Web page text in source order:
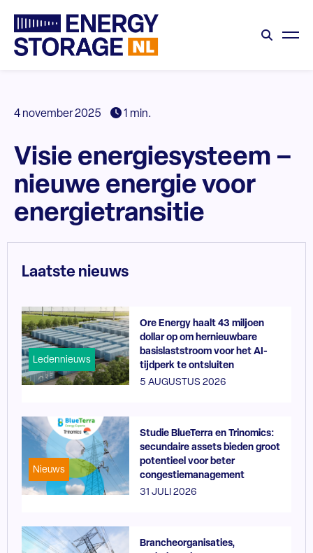
4 november 2025 1 min.
Visie energiesysteem –
nieuwe energie voor
energietransitie
Laatste nieuws
Ledennieuws
Ore Energy haalt 43 miljoen
dollar op om hernieuwbare
basislaststroom voor het AI-
tijdperk te ontsluiten
5 AUGUSTUS 2026
Nieuws
Studie BlueTerra en Trinomics:
secundaire assets bieden groot
potentieel voor beter
congestiemanagement
31 JULI 2026
Brancheorganisaties,